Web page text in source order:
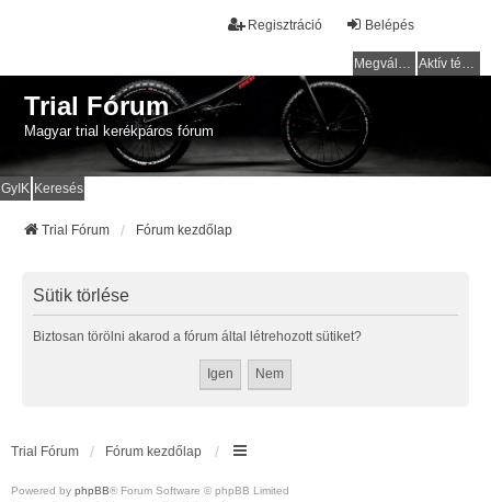
Belépés
Regisztráció
Megválaszolatlan témák Aktív témák
Trial Fórum
Magyar trial kerékpáros fórum
GyIK Keresés
Trial Fórum Fórum kezdőlap
Sütik törlése
Biztosan törölni akarod a fórum által létrehozott sütiket?
Trial Fórum Fórum kezdőlap
Powered by phpBB® Forum Software © phpBB Limited